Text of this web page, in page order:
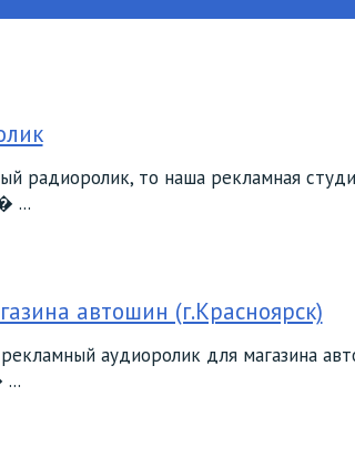
радиоролик, то наша рекламная
...
автошин (г.Красноярск)
аудиоролик для магазина
...